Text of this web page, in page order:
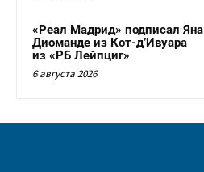
«Реал Мадрид» подписал Яна
Диоманде из Кот-д’Ивуара
из «РБ Лейпциг»
6 августа 2026